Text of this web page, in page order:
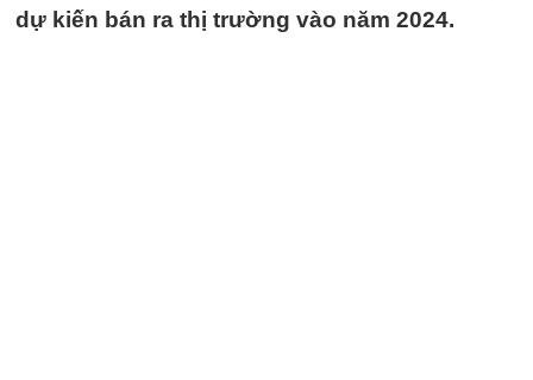
dự kiến bán ra thị trường vào năm 2024.